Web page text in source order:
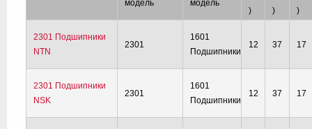
модель
модель
)
)
)
2301 Подшипники
NTN
2301
1601
Подшипники
12 37 17
2301 Подшипники
NSK
2301
1601
Подшипники
12 37 17